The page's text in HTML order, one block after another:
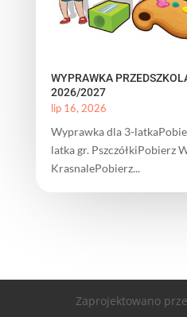
WYPRAWKA
2026/2027
lip 16, 2026
Wyprawka dla 3-
latka gr. PszczółkiPobierz
KrasnalePobierz...
Zaprojektowano